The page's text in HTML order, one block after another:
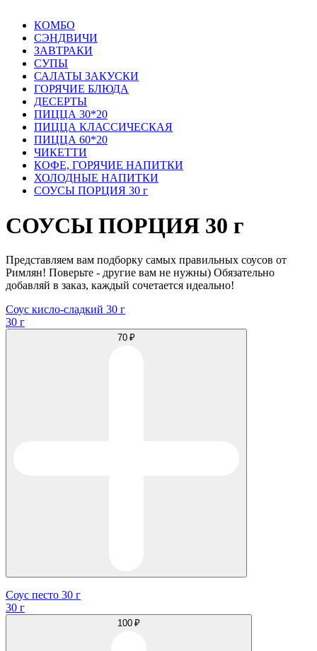
КОМБО
СЭНДВИЧИ
ЗАВТРАКИ
СУПЫ
САЛАТЫ ЗАКУСКИ
ГОРЯЧИЕ БЛЮДА
ДЕСЕРТЫ
ПИЦЦА 30*20
ПИЦЦА КЛАССИЧЕСКАЯ
ПИЦЦА 60*20
ЧИКЕТТИ
КОФЕ, ГОРЯЧИЕ НАПИТКИ
ХОЛОДНЫЕ НАПИТКИ
СОУСЫ ПОРЦИЯ 30 г
СОУСЫ ПОРЦИЯ 30 г
Представляем вам подборку самых правильных соусов от
Римлян! Поверьте - другие вам не нужны) Обязательно
добавляй в заказ, каждый сочетается идеально!
Соус кисло-сладкий 30 г
30 г
70 ₽
Соус песто 30 г
30 г
100 ₽